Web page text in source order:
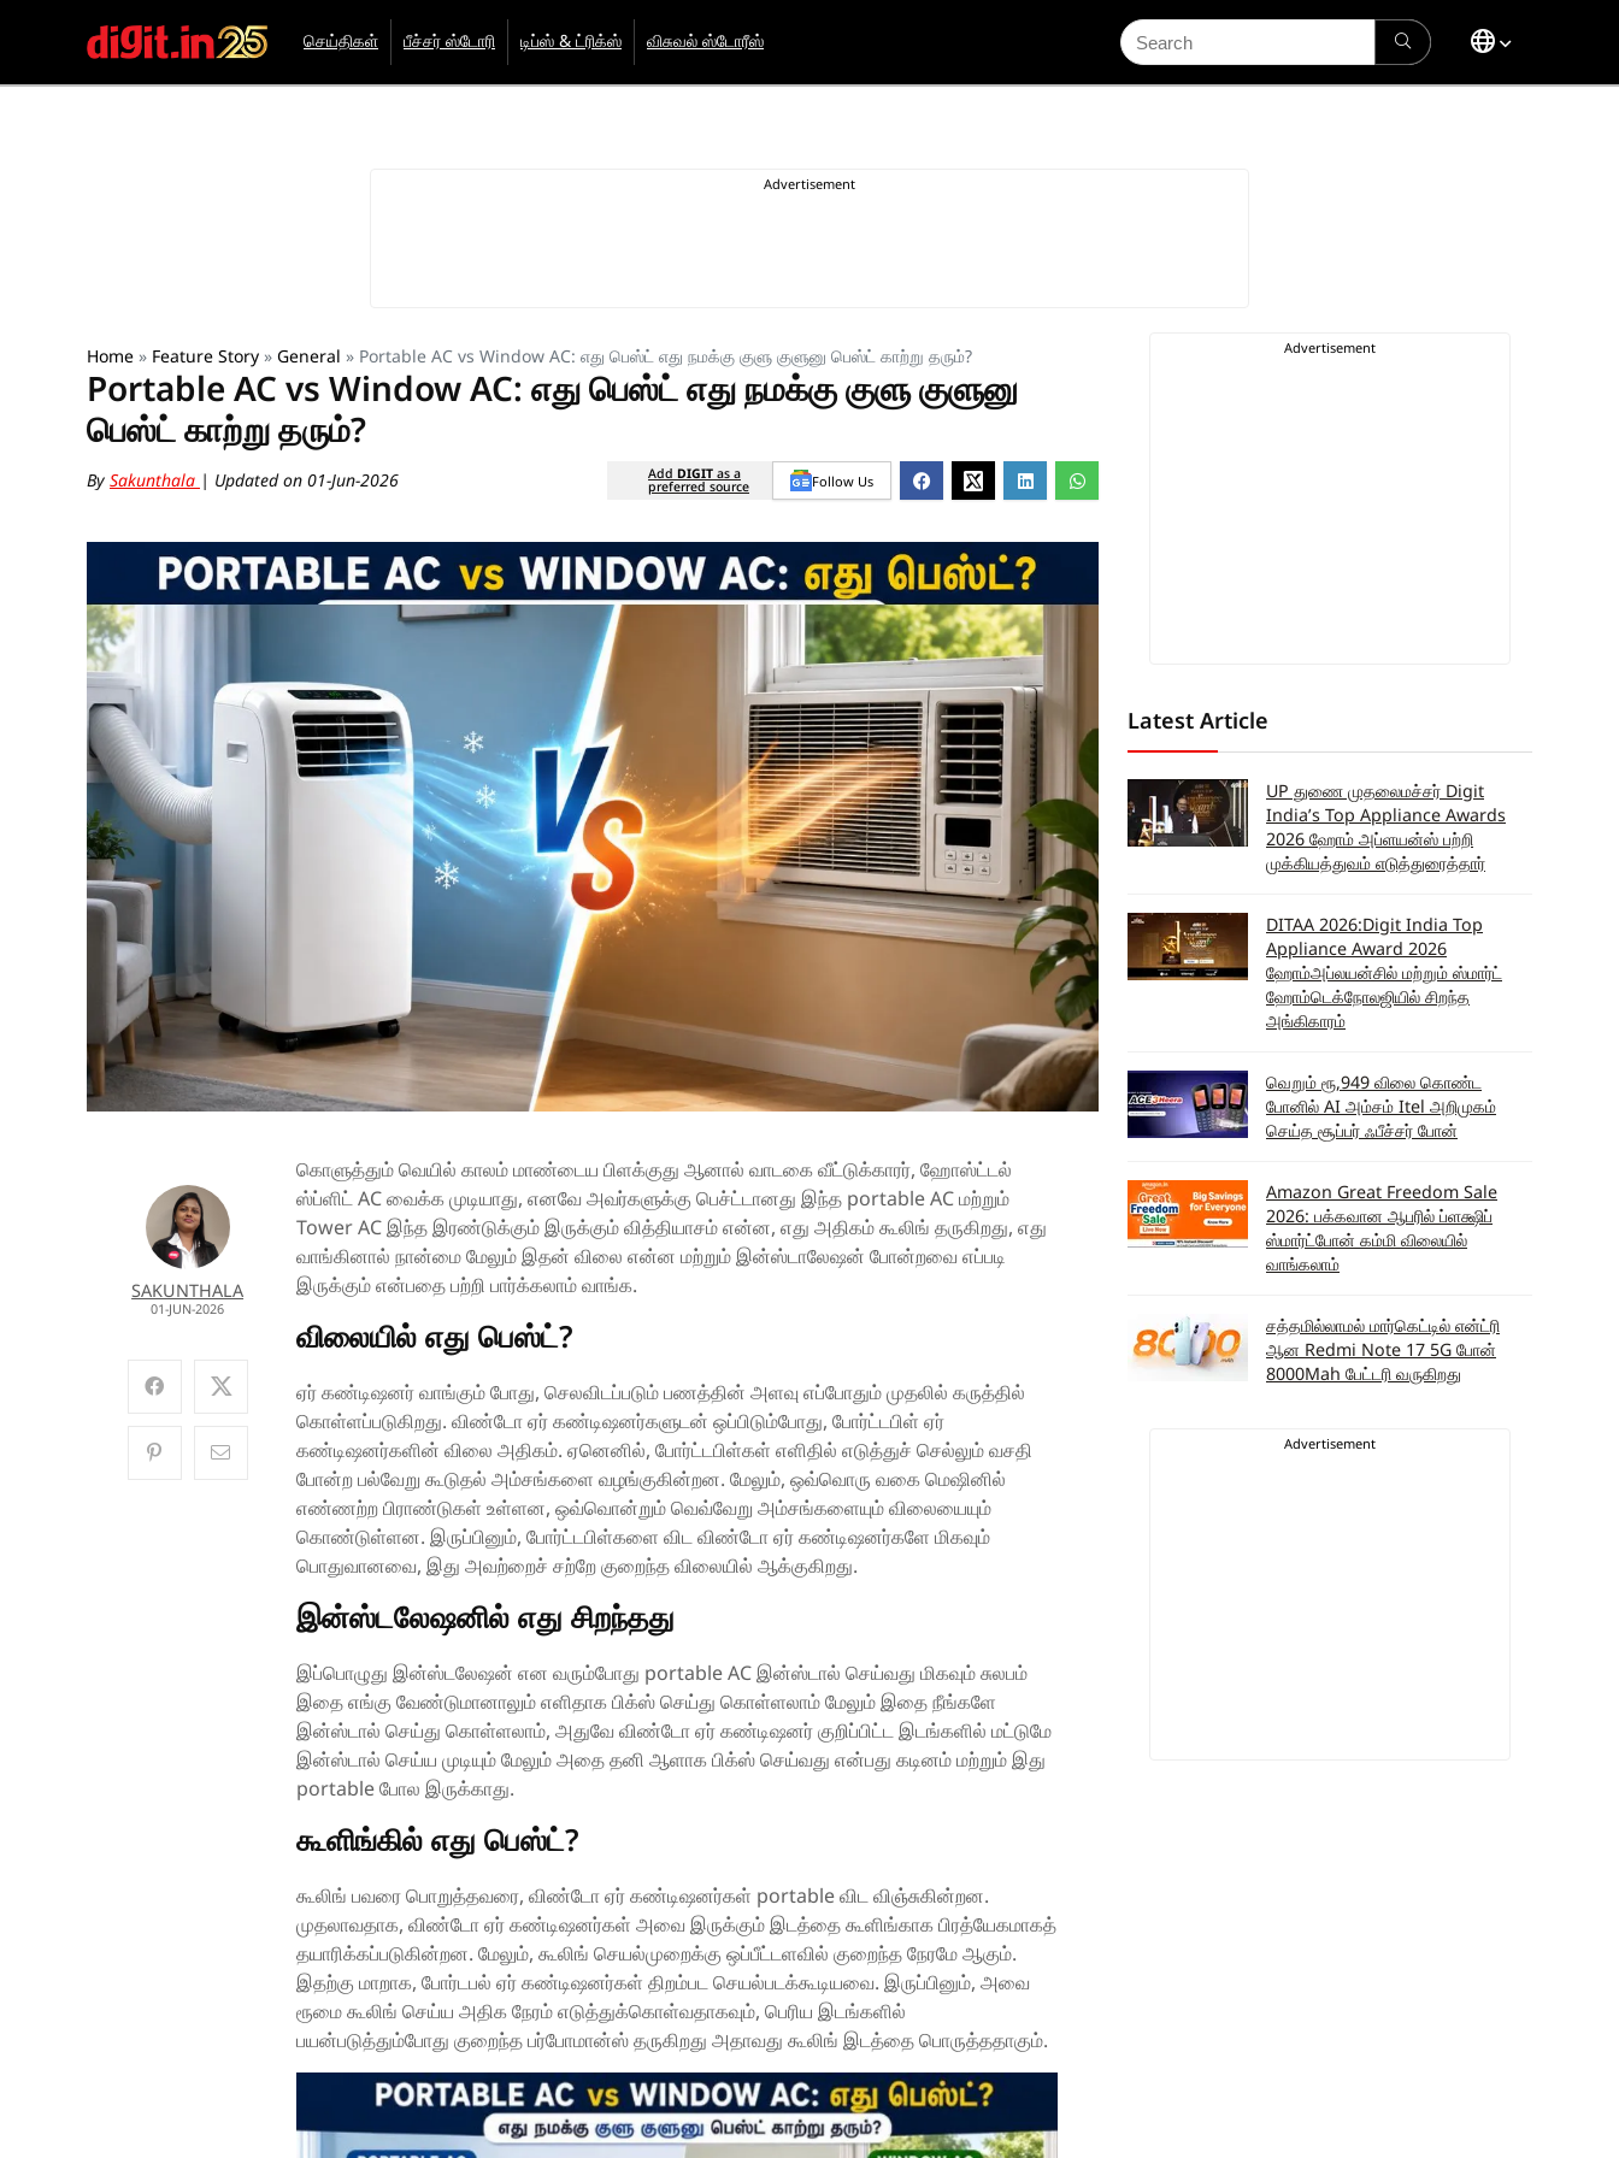
செய்திகள் பீச்சர் ஸ்டோரி டிப்ஸ் & ட்ரிக்ஸ் விசுவல் ஸ்டோரீஸ்
Search
for:
Home » Feature Story » General » Portable AC vs Window AC: எது பெஸ்ட் எது நமக்கு குளு குளுனு பெஸ்ட் காற்று தரும்?
Portable AC vs Window AC: எது பெஸ்ட் எது நமக்கு குளு குளுனு
பெஸ்ட் காற்று தரும்?
By Sakunthala | Updated on 01-Jun-2026 Add DIGIT as a
preferred source Follow Us
SAKUNTHALA
01-JUN-2026
கொளுத்தும் வெயில் காலம் மாண்டைய பிளக்குது ஆனால் வாடகை வீட்டுக்காரர், ஹோஸ்ட்டல்
ஸ்ப்ளிட் AC வைக்க முடியாது, எனவே அவர்களுக்கு பெச்ட்டானது இந்த portable AC மற்றும்
Tower AC இந்த இரண்டுக்கும் இருக்கும் வித்தியாசம் என்ன, எது அதிகம் கூலிங் தருகிறது, எது
வாங்கினால் நான்மை மேலும் இதன் விலை என்ன மற்றும் இன்ஸ்டாலேஷன் போன்றவை எப்படி
இருக்கும் என்பதை பற்றி பார்க்கலாம் வாங்க.
விலையில் எது பெஸ்ட்?
ஏர் கண்டிஷனர் வாங்கும் போது, ​​செலவிடப்படும் பணத்தின் அளவு எப்போதும் முதலில் கருத்தில்
கொள்ளப்படுகிறது. விண்டோ ஏர் கண்டிஷனர்களுடன் ஒப்பிடும்போது, ​​போர்ட்டபிள் ஏர்
கண்டிஷனர்களின் விலை அதிகம். ஏனெனில், போர்ட்டபிள்கள் எளிதில் எடுத்துச் செல்லும் வசதி
போன்ற பல்வேறு கூடுதல் அம்சங்களை வழங்குகின்றன. மேலும், ஒவ்வொரு வகை மெஷினில்
எண்ணற்ற பிராண்டுகள் உள்ளன, ஒவ்வொன்றும் வெவ்வேறு அம்சங்களையும் விலையையும்
கொண்டுள்ளன. இருப்பினும், போர்ட்டபிள்களை விட விண்டோ ஏர் கண்டிஷனர்களே மிகவும்
பொதுவானவை, இது அவற்றைச் சற்றே குறைந்த விலையில் ஆக்குகிறது.
இன்ஸ்டலேஷனில் எது சிறந்தது
இப்பொழுது இன்ஸ்டலேஷன் என வரும்போது portable AC இன்ஸ்டால் செய்வது மிகவும் சுலபம்
இதை எங்கு வேண்டுமானாலும் எளிதாக பிக்ஸ் செய்து கொள்ளலாம் மேலும் இதை நீங்களே
இன்ஸ்டால் செய்து கொள்ளலாம், அதுவே விண்டோ ஏர் கண்டிஷனர் குறிப்பிட்ட இடங்களில் மட்டுமே
இன்ஸ்டால் செய்ய முடியும் மேலும் அதை தனி ஆளாக பிக்ஸ் செய்வது என்பது கடினம் மற்றும் இது
portable போல இருக்காது.
கூளிங்கில் எது பெஸ்ட்?
கூலிங் பவரை பொறுத்தவரை, விண்டோ ஏர் கண்டிஷனர்கள் portable விட விஞ்சுகின்றன.
முதலாவதாக, விண்டோ ஏர் கண்டிஷனர்கள் அவை இருக்கும் இடத்தை கூளிங்காக பிரத்யேகமாகத்
தயாரிக்கப்படுகின்றன. மேலும், கூலிங் செயல்முறைக்கு ஒப்பீட்டளவில் குறைந்த நேரமே ஆகும்.
இதற்கு மாறாக, போர்டபல் ஏர் கண்டிஷனர்கள் திறம்பட செயல்படக்கூடியவை. இருப்பினும், அவை
ரூமை கூலிங் செய்ய அதிக நேரம் எடுத்துக்கொள்வதாகவும், பெரிய இடங்களில்
பயன்படுத்தும்போது குறைந்த பர்போமான்ஸ் தருகிறது அதாவது கூலிங் இடத்தை பொருத்ததாகும்.
Latest Article
UP துணை முதலைமச்சர் Digit
India’s Top Appliance Awards
2026 ஹோம் அப்ளயன்ஸ் பற்றி
முக்கியத்துவம் எடுத்துரைத்தார்
DITAA 2026:Digit India Top
Appliance Award 2026
ஹோம்அப்லயன்சில் மற்றும் ஸ்மார்ட்
ஹோம்டெக்நோலஜியில் சிறந்த
அங்கிகாரம்
வெறும் ரூ,949 விலை கொண்ட
போனில் AI அம்சம் Itel அறிமுகம்
செய்த சூப்பர் ஃபீச்சர் போன்
Amazon Great Freedom Sale
2026: பக்கவான ஆபரில் ப்ளக்ஷிப்
ஸ்மார்ட்போன் கம்மி விலையில்
வாங்கலாம்
சத்தமில்லாமல் மார்கெட்டில் என்ட்ரி
ஆன Redmi Note 17 5G போன்
8000Mah பேட்டரி வருகிறது